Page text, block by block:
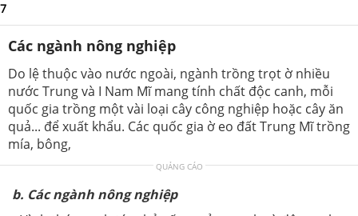
7
Các ngành nông nghiệp
Do lệ thuộc vào nước ngoài, ngành trồng trọt ờ nhiều
nước Trung và I Nam Mĩ mang tính chất độc canh, mỗi
quốc gia trồng một vài loại cây công nghiệp hoặc cây ăn
quả... để xuất khẩu. Các quốc gia ờ eo đất Trung Mĩ trồng
mía, bông,
QUẢNG CÁO
b. Các ngành nông nghiệp